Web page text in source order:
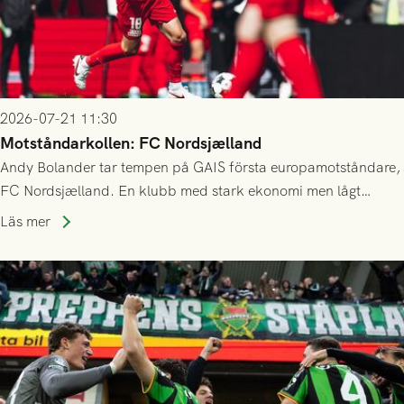
2026-07-21 11:30
Motståndarkollen: FC Nordsjælland
Andy Bolander tar tempen på GAIS första europamotståndare,
FC Nordsjælland. En klubb med stark ekonomi men lågt
publiksnitt, ett lag med både kollektiv styrka och individuell
Läs mer